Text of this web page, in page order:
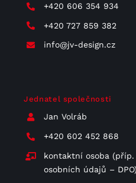
+420 606 354 934
+420 727 859 382
info@jv-design.cz
Jednatel společnosti
Jan Volráb
+420 602 452 868
kontaktní osoba
osobních údajů –